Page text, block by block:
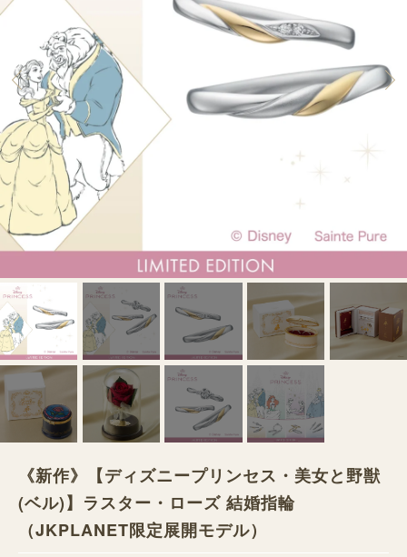
《新作》【ディズニープリンセス・美女と野獣
(ベル)】ラスター・ローズ 結婚指輪
（JKPLANET限定展開モデル）